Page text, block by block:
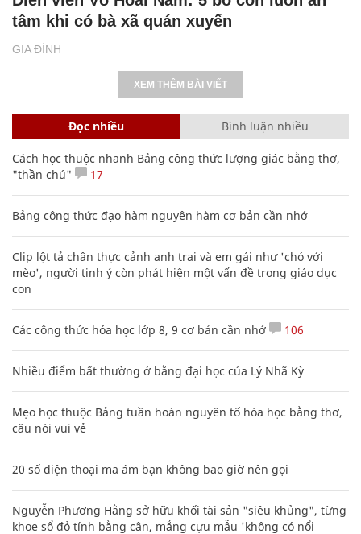
GIA ĐÌNH
tâm khi có bà xã quán xuyến
XEM THÊM BÀI VIẾT
Đọc nhiều Bình luận nhiều
Cách học thuộc nhanh Bảng công thức lượng giác bằng thơ,
"thần chú"
17
Bảng công thức đạo hàm nguyên hàm cơ bản cần nhớ
Clip lột tả chân thực cảnh anh trai và em gái như 'chó với
mèo', người tinh ý còn phát hiện một vấn đề trong giáo dục
con
Các công thức hóa học lớp 8, 9 cơ bản cần nhớ 106
Nhiều điểm bất thường ở bằng đại học của Lý Nhã Kỳ
Mẹo học thuộc Bảng tuần hoàn nguyên tố hóa học bằng thơ,
câu nói vui vẻ
20 số điện thoại ma ám bạn không bao giờ nên gọi
Nguyễn Phương Hằng sở hữu khối tài sản "siêu khủng", từng
khoe sổ đỏ tính bằng cân, mắng cựu mẫu 'không có nổi